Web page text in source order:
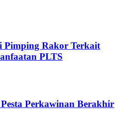
Pimping Rakor Terkait
PLTS
Perkawinan Berakhir